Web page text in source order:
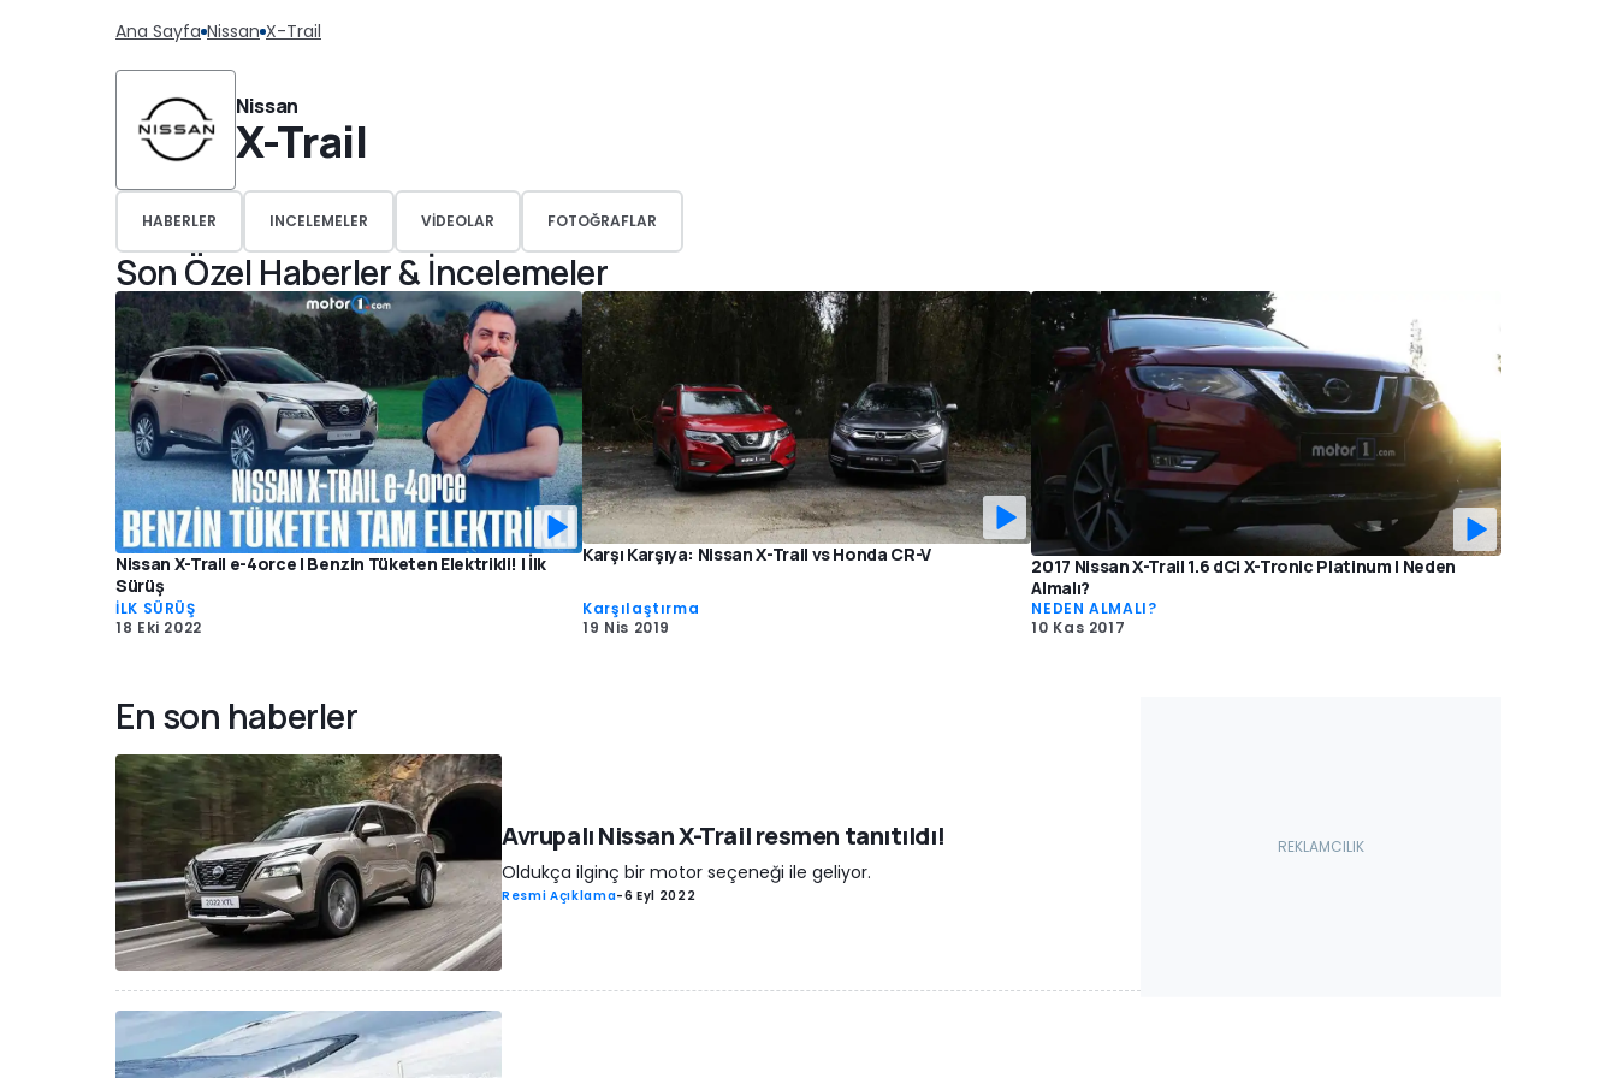
Ana Sayfa Nissan X-Trail
Nissan
X-Trail
HABERLER INCELEMELER VIDEOLAR FOTOĞRAFLAR
Son Özel Haberler & İncelemeler
Nissan X-Trail e-4orce | Benzin Tüketen Elektrikli! | İlk
Sürüş
İLK SÜRÜŞ
18 Eki 2022
Karşı Karşıya: Nissan X-Trail vs Honda CR-V
Karşılaştırma
19 Nis 2019
2017 Nissan X-Trail 1.6 dCi X-Tronic Platinum | Neden
Almalı?
NEDEN ALMALI?
10 Kas 2017
En son haberler
Avrupalı Nissan X-Trail resmen tanıtıldı!
Oldukça ilginç bir motor seçeneği ile geliyor.
Resmi Açıklama-6 Eyl 2022